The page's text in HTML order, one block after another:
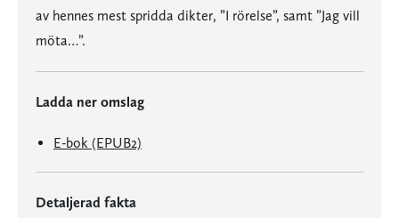
av hennes mest spridda dikter, ”I rörelse”, samt ”Jag vill
möta…”.
Ladda ner omslag
E-bok (EPUB2)
Detaljerad fakta